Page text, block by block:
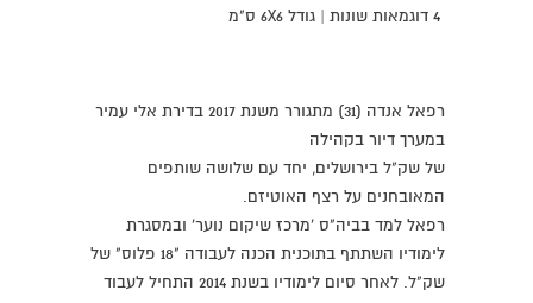
רפאל אנדה (31) מתגורר משנת 2017 בדירת אלי עמיר
במערך דיור בקהילה
של שק"ל בירושלים, יחד עם שלושה שותפים
המאובחנים על רצף האוטיזם.
רפאל למד בביה"ס 'מרכז שיקום נוער' ובמסגרת
לימודיו השתתף בתוכנית הכנה לעבודה "18 פלוס" של
שק"ל. לאחר סיום לימודיו בשנת 2014 התחיל לעבוד